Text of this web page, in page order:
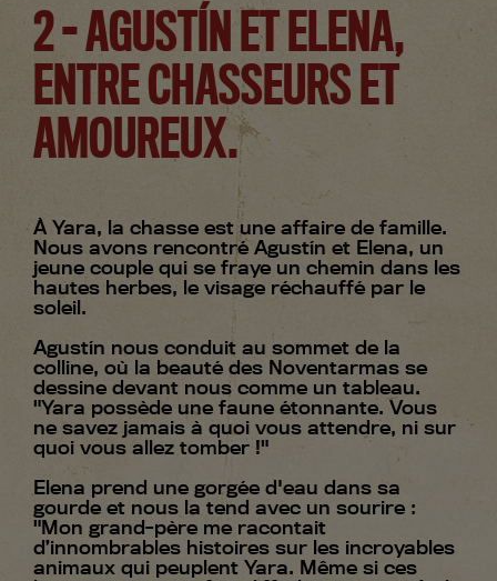
2 - AGUSTÍN ET ELENA,
ENTRE CHASSEURS ET
AMOUREUX.
À Yara, la chasse est une affaire de famille.
Nous avons rencontré Agustín et Elena, un
jeune couple qui se fraye un chemin dans les
hautes herbes, le visage réchauffé par le
soleil.
Agustín nous conduit au sommet de la
colline, où la beauté des Noventarmas se
dessine devant nous comme un tableau.
"Yara possède une faune étonnante. Vous
ne savez jamais à quoi vous attendre, ni sur
quoi vous allez tomber !"
Elena prend une gorgée d'eau dans sa
gourde et nous la tend avec un sourire :
"Mon grand-père me racontait
d’innombrables histoires sur les incroyables
animaux qui peuplent Yara. Même si ces